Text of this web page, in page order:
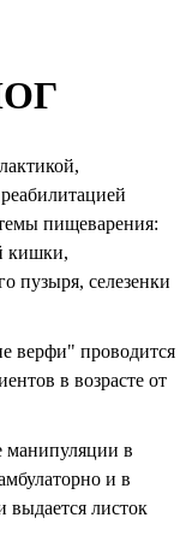
пищеварения:
кишки,
пузыря, селезенки
верфи" проводится
в возрасте от
манипуляции в
и в
выдается листок